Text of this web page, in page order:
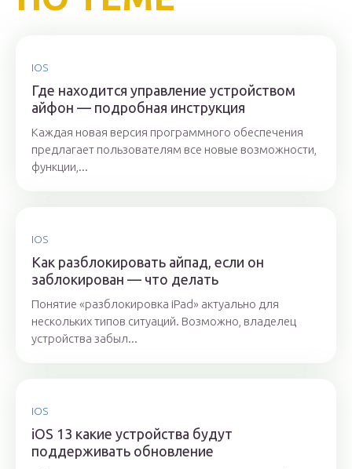
IOS
Где находится управление устройством
айфон — подробная инструкция
Каждая новая версия программного обеспечения
предлагает пользователям все новые возможности,
функции,...
IOS
Как разблокировать айпад, если он
заблокирован — что делать
Понятие «разблокировка iPad» актуально для
нескольких типов ситуаций. Возможно, владелец
устройства забыл...
IOS
iOS 13 какие устройства будут
поддерживать обновление